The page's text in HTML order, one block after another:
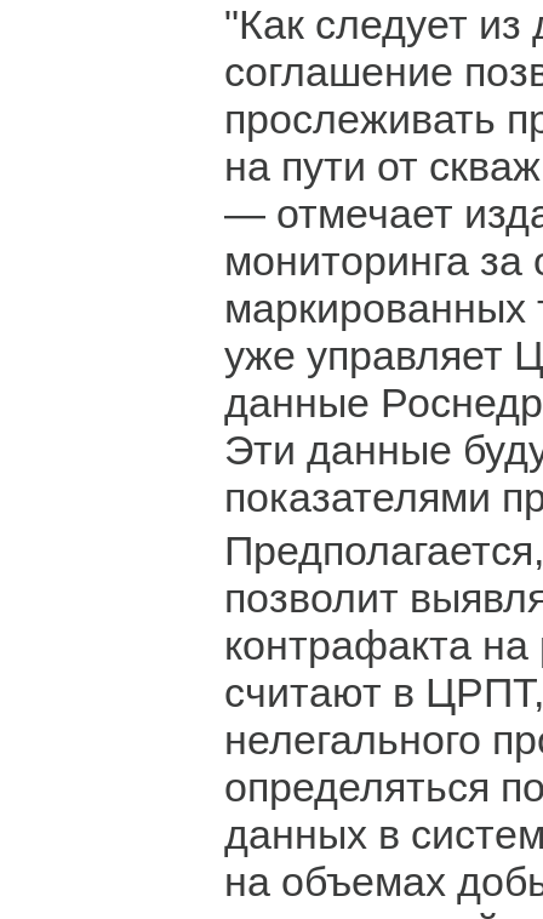
"Как следует из
соглашение
прослеживать
на пути от
— отмечает
мониторинга за
маркированных
уже управляет
данные
Эти данные
показателями
позволит
контрафакта
считают в
нелегального
определяться
данных в
на объемах